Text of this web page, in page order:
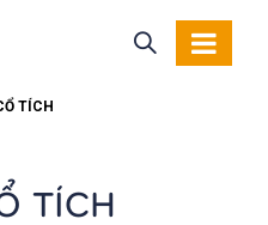
TÍCH
TÍCH